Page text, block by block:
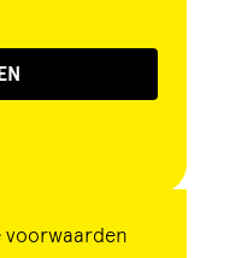
voorwaarden